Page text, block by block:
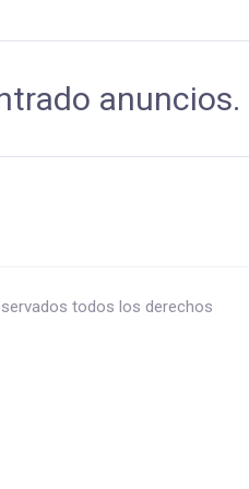
anuncios.
todos los derechos